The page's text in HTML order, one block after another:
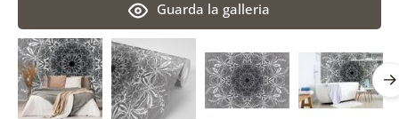
Guarda la galleria